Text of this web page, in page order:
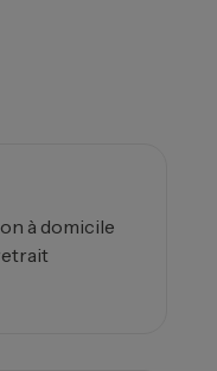
à domicile